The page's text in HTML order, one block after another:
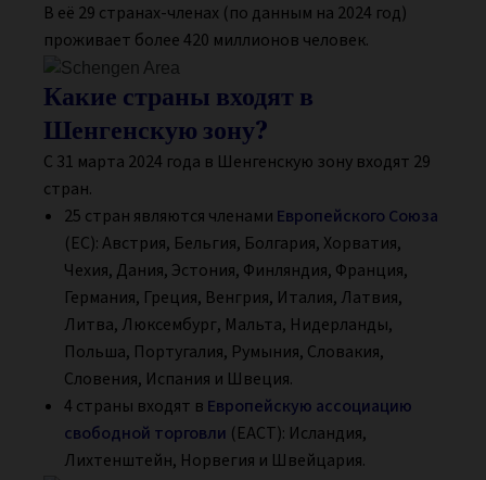
В её 29 странах-членах (по данным на 2024 год)
проживает более 420 миллионов человек.
Какие страны входят в
Шенгенскую зону?
С 31 марта 2024 года в Шенгенскую зону входят 29
стран.
25 стран являются членами Европейского Союза
(ЕС): Австрия, Бельгия, Болгария, Хорватия,
Чехия, Дания, Эстония, Финляндия, Франция,
Германия, Греция, Венгрия, Италия, Латвия,
Литва, Люксембург, Мальта, Нидерланды,
Польша, Португалия, Румыния, Словакия,
Словения, Испания и Швеция.
4 страны входят в Европейскую ассоциацию
свободной торговли (ЕАСТ): Исландия,
Лихтенштейн, Норвегия и Швейцария.